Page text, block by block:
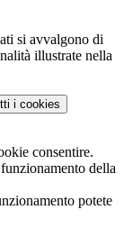
si avvalgono di
illustrate nella
i cookies
consentire.
della
potete